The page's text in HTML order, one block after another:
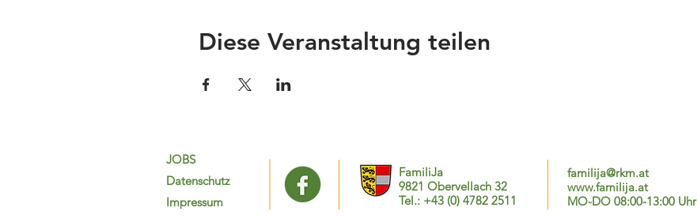
Diese Veranstaltung teilen
JOBS
Datenschutz
Impressum
FamiliJa
9821 Obervellach 32
Tel.: +43 (0) 4782 2511
familija@rkm.at
www.familija.at
MO-DO 08:00-13:00 Uhr